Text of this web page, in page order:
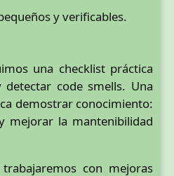
y verificables.
una checklist práctica
code smells. Una
demostrar conocimiento:
mejorar la mantenibilidad
con mejoras